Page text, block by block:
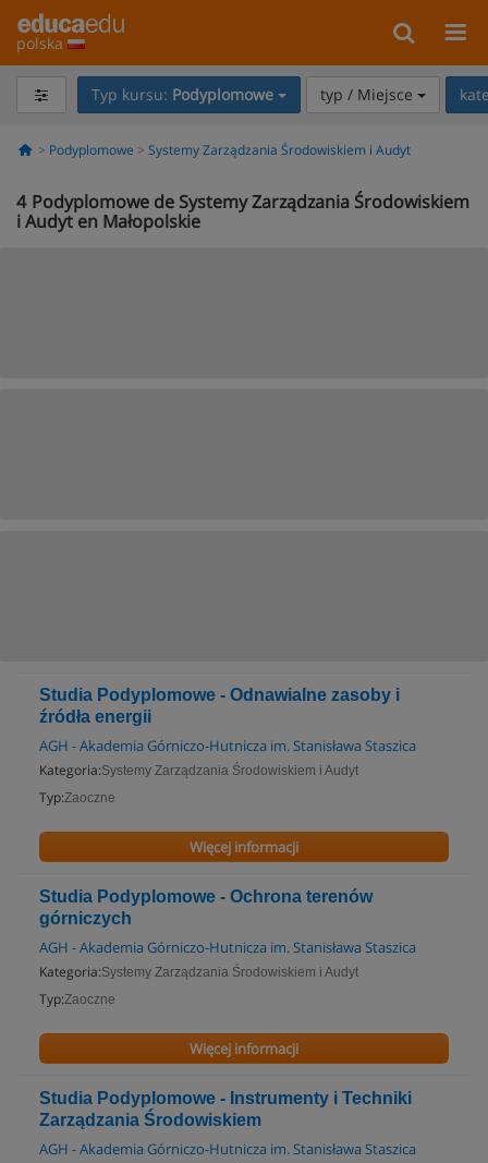
polska
Typ kursu: Podyplomowe typ / Miejsce
Podyplomowe Systemy Zarządzania Środowiskiem i Audyt
4 Podyplomowe de Systemy Zarządzania Środowiskiem
i Audyt en Małopolskie
Studia Podyplomowe - Odnawialne zasoby i
źródła energii
AGH - Akademia Górniczo-Hutnicza im. Stanisława Staszica
Kategoria:Systemy Zarządzania Środowiskiem i Audyt
Typ:Zaoczne
Więcej informacji
Studia Podyplomowe - Ochrona terenów
górniczych
AGH - Akademia Górniczo-Hutnicza im. Stanisława Staszica
Kategoria:Systemy Zarządzania Środowiskiem i Audyt
Typ:Zaoczne
Więcej informacji
Studia Podyplomowe - Instrumenty i Techniki
Zarządzania Środowiskiem
AGH - Akademia Górniczo-Hutnicza im. Stanisława Staszica